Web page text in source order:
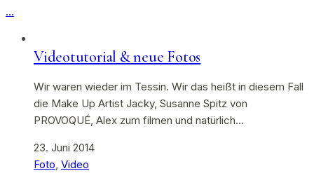
…
Videotutorial & neue Fotos
Wir waren wieder im Tessin. Wir das heißt in diesem Fall
die Make Up Artist Jacky, Susanne Spitz von
PROVOQUÉ, Alex zum filmen und natürlich…
23. Juni 2014
Foto, Video